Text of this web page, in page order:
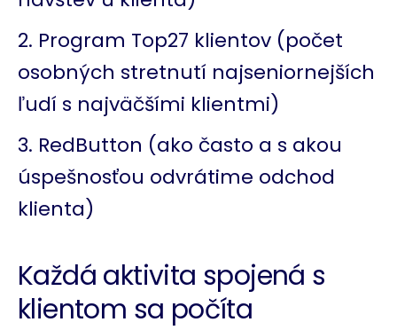
Program Top27 klientov (počet
osobných stretnutí najseniornejších
ľudí s najväčšími klientmi)
RedButton (ako často a s akou
úspešnosťou odvrátime odchod
klienta)
Každá aktivita spojená s
klientom sa počíta